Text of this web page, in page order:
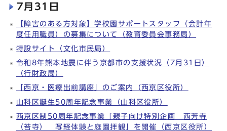
7月31日
【障害のある方対象】学校園サポートスタッフ（会計年
度任用職員）の募集について（教育委員会事務局）
特設サイト（文化市民局）
令和8年熊本地震に伴う京都市の支援状況（7月31日）
（行財政局）
「西京・医療出前講座」のご案内（西京区役所）
山科区誕生50周年記念事業（山科区役所）
西京区制50周年記念事業「親子向け特別企画 西芳寺
（苔寺） 写経体験と庭園拝観」を開催（西京区役所）